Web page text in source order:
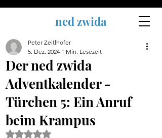
ned zwida
Der ned zwida
Adventkalender -
Türchen 5: Ein Anruf
beim Krampus
Peter Zeitlhofer
5. Dez. 2024 1 Min. Lesezeit
Mit NaN von 5 Sternen bewertet.